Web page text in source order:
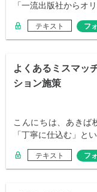
「一流出版社からオ
テキスト フ
よくあるミスマッ
ション施策
こんにちは、あきば
「丁寧に仕込む」と
テキスト フ